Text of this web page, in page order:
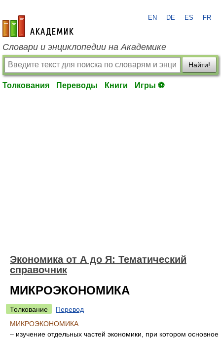
academic.ru
EN DE ES FR
Словари и энциклопедии на Академике
Найти!
Толкования Переводы Книги Игры ⚽
Экономика от А до Я: Тематический
справочник
МИКРОЭКОНОМИКА
Толкование
Перевод
МИКРОЭКОНОМИКА
– изучение отдельных частей экономики, при котором основное